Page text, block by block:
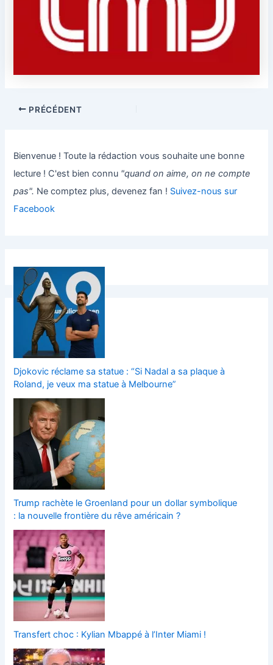
PRÉCÉDENT
Bienvenue ! Toute la rédaction vous souhaite une bonne
lecture ! C'est bien connu "quand on aime, on ne compte
pas". Ne comptez plus, devenez fan ! Suivez-nous sur
Facebook
Djokovic réclame sa statue : “Si Nadal a sa plaque à
Roland, je veux ma statue à Melbourne”
Trump rachète le Groenland pour un dollar symbolique
: la nouvelle frontière du rêve américain ?
Transfert choc : Kylian Mbappé à l’Inter Miami !